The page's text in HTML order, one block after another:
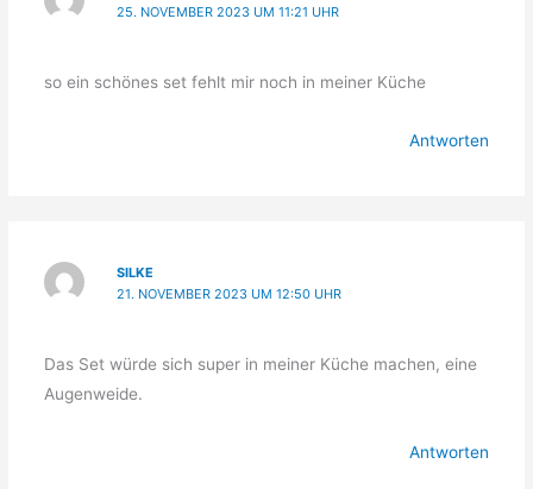
25. NOVEMBER 2023 UM 11:21 UHR
so ein schönes set fehlt mir noch in meiner Küche
Antworten
SILKE
21. NOVEMBER 2023 UM 12:50 UHR
Das Set würde sich super in meiner Küche machen, eine
Augenweide.
Antworten